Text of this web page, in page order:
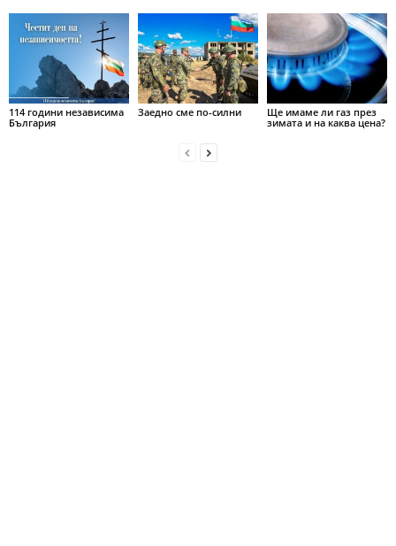
114 години независима
България
Заедно сме по-силни
Ще имаме ли газ през
зимата и на каква цена?